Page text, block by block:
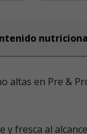
altas en Pre &
fresca al